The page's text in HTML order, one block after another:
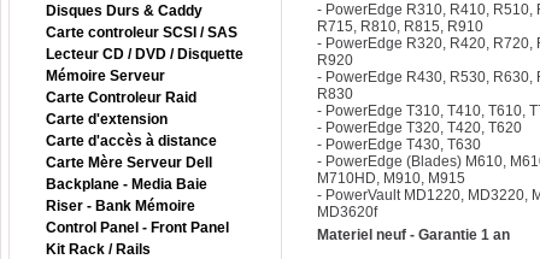
Disques Durs & Caddy
Carte controleur SCSI / SAS
Lecteur CD / DVD / Disquette
Mémoire Serveur
Carte Controleur Raid
Carte d'extension
Carte d'accès à distance
Carte Mère Serveur Dell
Backplane - Media Baie
Riser - Bank Mémoire
Control Panel - Front Panel
Kit Rack / Rails
- PowerEdge R310, R410, R510,
R715, R810, R815, R910
- PowerEdge R320, R420, R720,
R920
- PowerEdge R430, R530, R630,
R830
- PowerEdge T310, T410, T610,
- PowerEdge T320, T420, T620
- PowerEdge T430, T630
- PowerEdge (Blades) M610,
M710HD, M910, M915
- PowerVault MD1220, MD3220,
MD3620f
Materiel neuf - Garantie 1 an